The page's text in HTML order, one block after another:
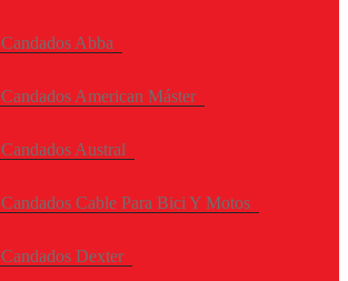
Candados Abba
Candados American Máster
Candados Austral
Candados Cable Para Bici Y Motos
Candados Dexter